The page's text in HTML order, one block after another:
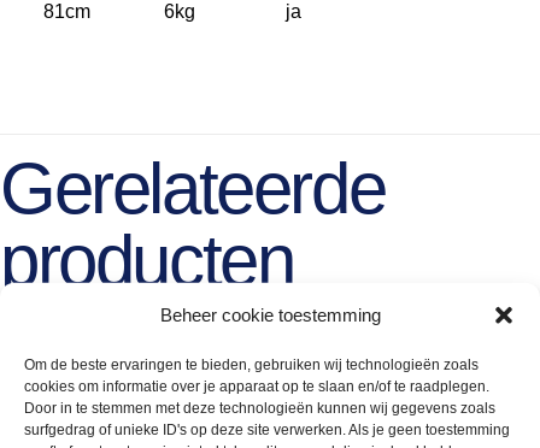
Beheer cookie toestemming
Om de beste ervaringen te bieden, gebruiken wij technologieën zoals
cookies om informatie over je apparaat op te slaan en/of te raadplegen.
Door in te stemmen met deze technologieën kunnen wij gegevens zoals
surfgedrag of unieke ID's op deze site verwerken. Als je geen toestemming
81cm 6kg ja
Gerelateerde
producten